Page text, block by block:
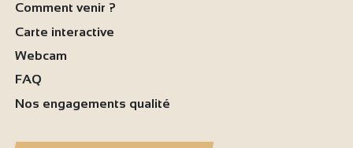
Comment venir ?
Carte interactive
Webcam
FAQ
Nos engagements qualité